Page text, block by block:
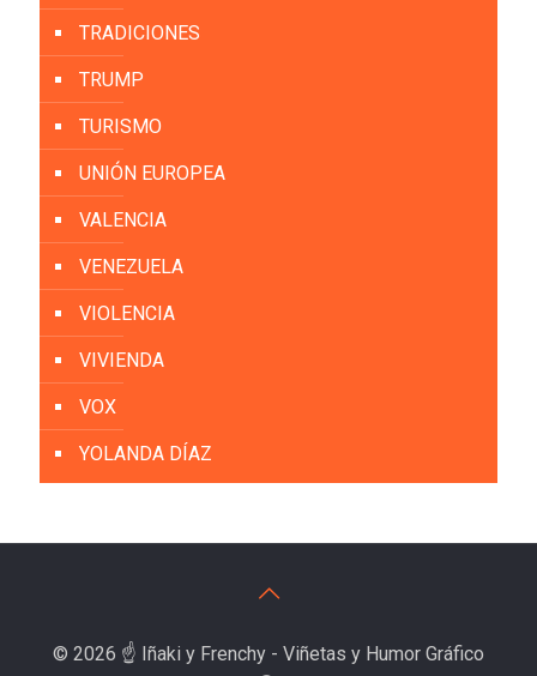
TRADICIONES
TRUMP
TURISMO
UNIÓN EUROPEA
VALENCIA
VENEZUELA
VIOLENCIA
VIVIENDA
VOX
YOLANDA DÍAZ
© 2026 ☝️ Iñaki y Frenchy - Viñetas y Humor Gráfico